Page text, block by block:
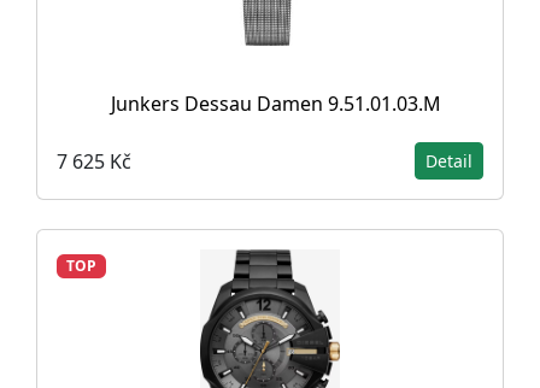
Junkers Dessau Damen 9.51.01.03.M
7 625 Kč Detail
TOP